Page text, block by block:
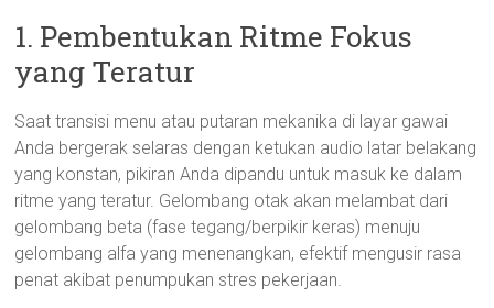
1. Pembentukan Ritme Fokus
yang Teratur
Saat transisi menu atau putaran mekanika di layar gawai
Anda bergerak selaras dengan ketukan audio latar belakang
yang konstan, pikiran Anda dipandu untuk masuk ke dalam
ritme yang teratur. Gelombang otak akan melambat dari
gelombang beta (fase tegang/berpikir keras) menuju
gelombang alfa yang menenangkan, efektif mengusir rasa
penat akibat penumpukan stres pekerjaan.